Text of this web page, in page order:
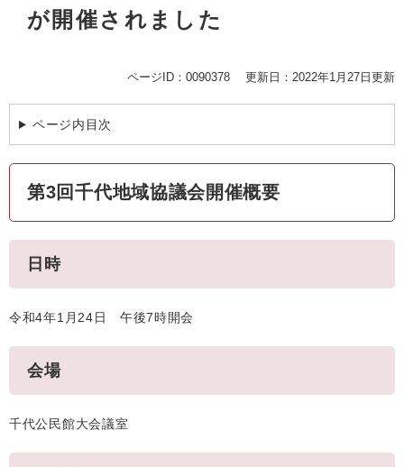
が開催されました
ページID：0090378 更新日：2022年1月27日更新
ページ内目次
第3回千代地域協議会開催概要
日時
令和4年1月24日 午後7時開会
会場
千代公民館大会議室